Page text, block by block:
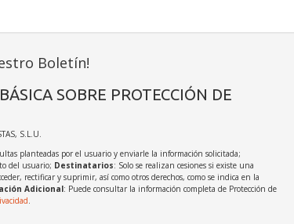
Boletín!
SOBRE PROTECCIÓN DE
S.L.U.
planteadas por el usuario y enviarle la información solicitada;
del usuario; Destinatarios: Solo se realizan cesiones si existe una
rectificar y suprimir, así como otros derechos, como se indica en la
Adicional: Puede consultar la información completa de Protección de
.